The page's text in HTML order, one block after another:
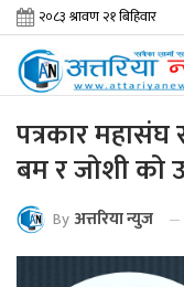
पत्रकार महासंघ
बम र जोशी को
By अत्तरिया न्युज